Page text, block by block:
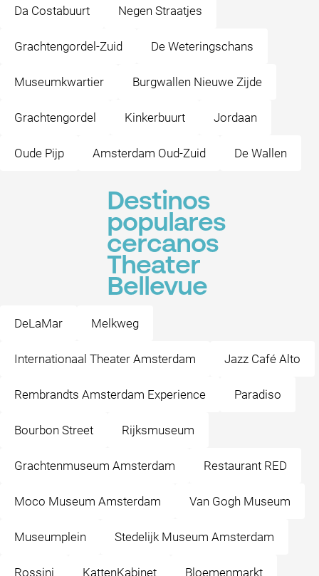
Da Costabuurt Negen Straatjes
Grachtengordel-Zuid De Weteringschans
Museumkwartier Burgwallen Nieuwe Zijde
Grachtengordel Kinkerbuurt Jordaan
Oude Pijp Amsterdam Oud-Zuid De Wallen
Destinos
populares
cercanos
Theater
Bellevue
DeLaMar Melkweg
Internationaal Theater Amsterdam Jazz Café Alto
Rembrandts Amsterdam Experience Paradiso
Bourbon Street Rijksmuseum
Grachtenmuseum Amsterdam Restaurant RED
Moco Museum Amsterdam Van Gogh Museum
Museumplein Stedelijk Museum Amsterdam
Rossini KattenKabinet Bloemenmarkt